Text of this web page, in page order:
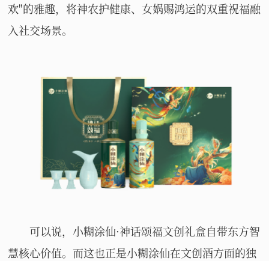
欢"的雅趣，将神农护健康、女娲赐鸿运的双重祝福融
入社交场景。
可以说，小糊涂仙·神话颂福文创礼盒自带东方智
慧核心价值。而这也正是小糊涂仙在文创酒方面的独